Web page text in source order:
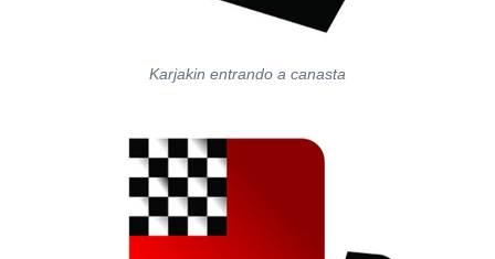
Karjakin entrando a canasta